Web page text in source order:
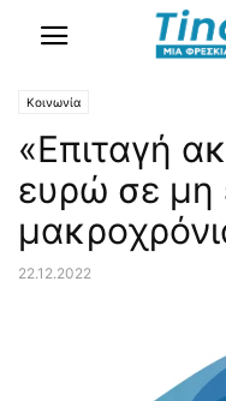
Κοινωνία
«Επιταγή
ευρώ σε μη
22.12.2022